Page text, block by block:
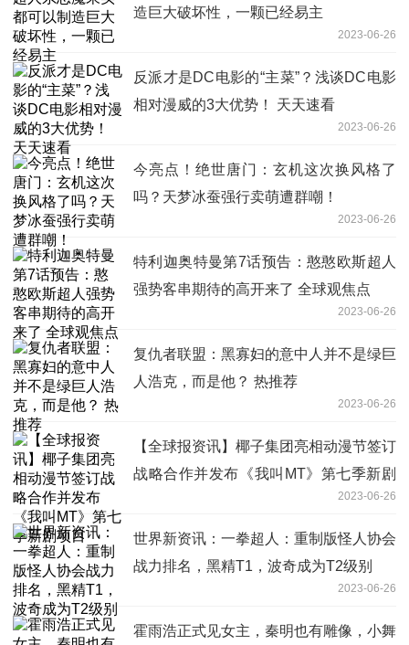
造巨大破坏性，一颗已经易主
2023-06-26
反派才是DC电影的“主菜”？浅谈DC电影
相对漫威的3大优势！ 天天速看
2023-06-26
今亮点！绝世唐门：玄机这次换风格了
吗？天梦冰蚕强行卖萌遭群嘲！
2023-06-26
特利迦奥特曼第7话预告：憨憨欧斯超人
强势客串期待的高开来了 全球观焦点
2023-06-26
复仇者联盟：黑寡妇的意中人并不是绿巨
人浩克，而是他？ 热推荐
2023-06-26
【全球报资讯】椰子集团亮相动漫节签订
战略合作并发布《我叫MT》第七季新剧
2023-06-26
世界新资讯：一拳超人：重制版怪人协会
战力排名，黑精T1，波奇成为T2级别
2023-06-26
霍雨浩正式见女主，秦明也有雕像，小舞